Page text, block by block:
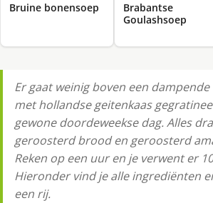
Bruine bonensoep
Brabantse
Goulashsoep
Er gaat weinig boven een
met hollandse geitenkaas
gewone doordeweekse dag. Alles
geroosterd brood en geroosterd
Reken op een uur en je verwent er
Hieronder vind je alle ingrediënten
een rij.